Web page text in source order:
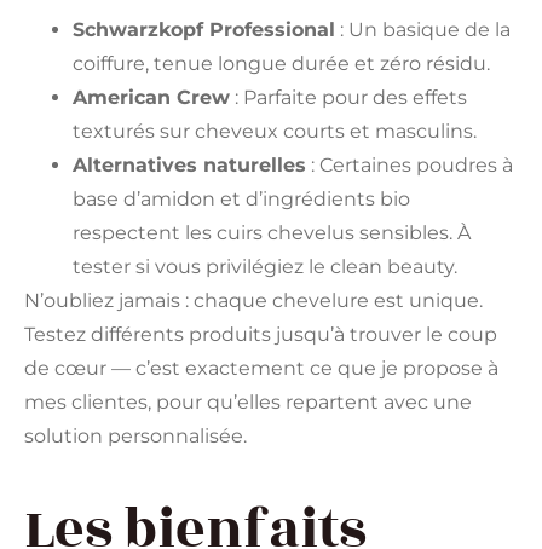
Schwarzkopf Professional : Un basique de la
coiffure, tenue longue durée et zéro résidu.
American Crew : Parfaite pour des effets
texturés sur cheveux courts et masculins.
Alternatives naturelles : Certaines poudres à
base d’amidon et d’ingrédients bio
respectent les cuirs chevelus sensibles. À
tester si vous privilégiez le clean beauty.
N’oubliez jamais : chaque chevelure est unique.
Testez différents produits jusqu’à trouver le coup
de cœur — c’est exactement ce que je propose à
mes clientes, pour qu’elles repartent avec une
solution personnalisée.
Les bienfaits